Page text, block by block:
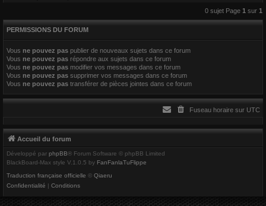
h
e
0 sujet Page 1 sur 1
PERMISSIONS DU FORUM
Vous ne pouvez pas publier de nouveaux sujets dans ce forum
Vous ne pouvez pas répondre aux sujets dans ce forum
Vous ne pouvez pas modifier vos messages dans ce forum
Vous ne pouvez pas supprimer vos messages dans ce forum
Vous ne pouvez pas transférer de pièces jointes dans ce forum
Fuseau horaire sur UTC
Accueil du forum
Développé par phpBB® Forum Software © phpBB Limited
BlackBoard-Max style V.1.0.5 by FanFanlaTuFlippe
Traduction française officielle © Qiaeru
Confidentialité | Conditions